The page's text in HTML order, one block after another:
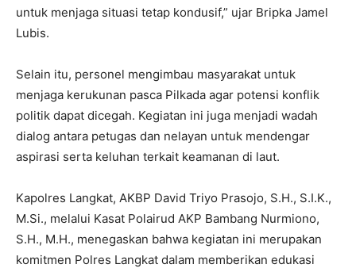
untuk menjaga situasi tetap kondusif,” ujar Bripka Jamel
Lubis.
Selain itu, personel mengimbau masyarakat untuk
menjaga kerukunan pasca Pilkada agar potensi konflik
politik dapat dicegah. Kegiatan ini juga menjadi wadah
dialog antara petugas dan nelayan untuk mendengar
aspirasi serta keluhan terkait keamanan di laut.
Kapolres Langkat, AKBP David Triyo Prasojo, S.H., S.I.K.,
M.Si., melalui Kasat Polairud AKP Bambang Nurmiono,
S.H., M.H., menegaskan bahwa kegiatan ini merupakan
komitmen Polres Langkat dalam memberikan edukasi